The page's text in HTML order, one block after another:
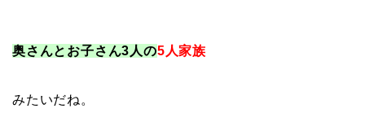
奥さんとお子さん3人の5人家族
みたいだね。